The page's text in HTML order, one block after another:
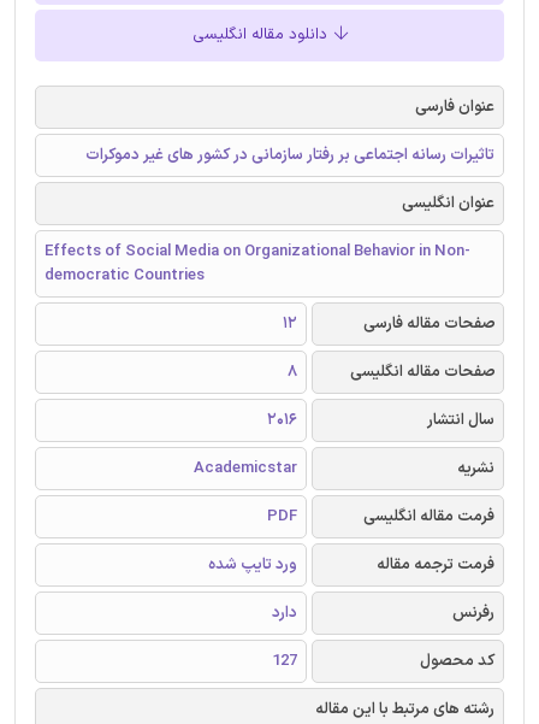
دانلود مقاله انگلیسی
عنوان فارسی
تاثیرات رسانه اجتماعی بر رفتار سازمانی در کشور های غیر دموکرات
عنوان انگلیسی
Effects of Social Media on Organizational Behavior in Non-
democratic Countries
صفحات مقاله فارسی
12
صفحات مقاله انگلیسی
8
سال انتشار
2016
نشریه
Academicstar
فرمت مقاله انگلیسی
PDF
فرمت ترجمه مقاله
ورد تایپ شده
رفرنس
دارد
کد محصول
127
رشته های مرتبط با این مقاله